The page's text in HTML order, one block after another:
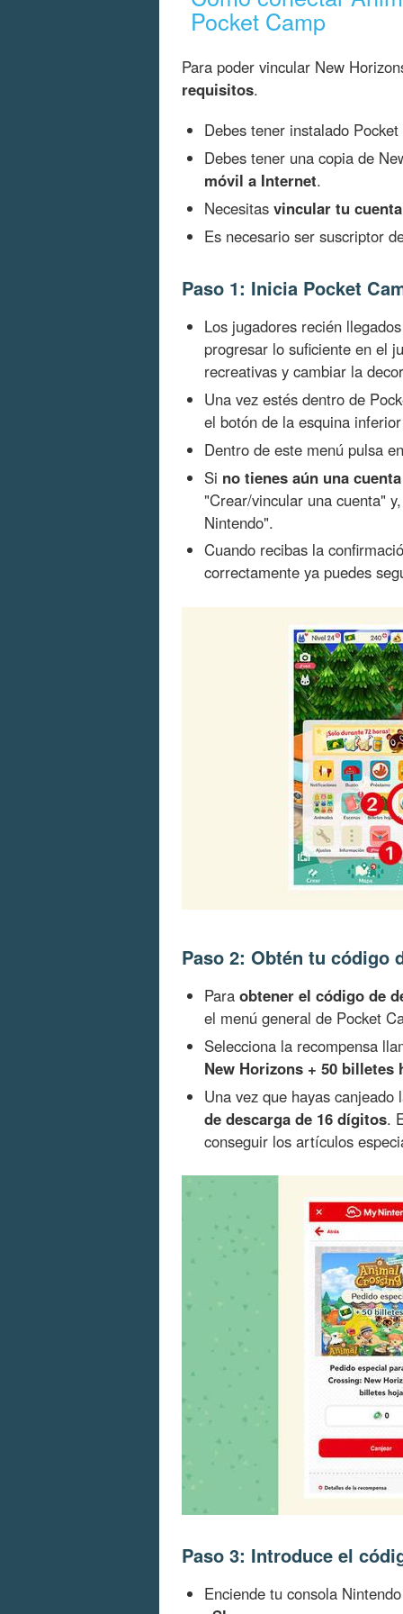
Pocket Camp
Para poder vincular New
requisitos.
Debes tener instalado
Debes tener una copia de
móvil a Internet.
Necesitas vincular tu
Es necesario ser suscriptor
Paso 1: Inicia Pocket
Los jugadores recién
progresar lo suficiente en el
recreativas y cambiar la
Una vez estés dentro de
el botón de la esquina
Dentro de este menú pulsa
Si no tienes aún una
"Crear/vincular una cuenta"
Nintendo".
Cuando recibas la
correctamente ya puedes
Paso 2: Obtén tu código
Para obtener el código de
el menú general de Pocket
Selecciona la recompensa
New Horizons + 50 billetes
Una vez que hayas
de descarga de 16 dígitos.
conseguir los artículos
Paso 3: Introduce el
Enciende tu consola